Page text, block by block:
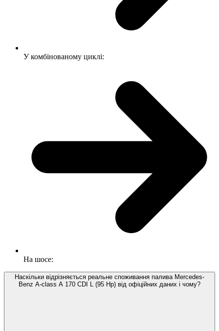
У комбінованому циклі:
На шосе:
Наскільки відрізняється реальне споживання палива Mercedes-
Benz A-class A 170 CDI L (95 Hp) від офіційних даних і чому?